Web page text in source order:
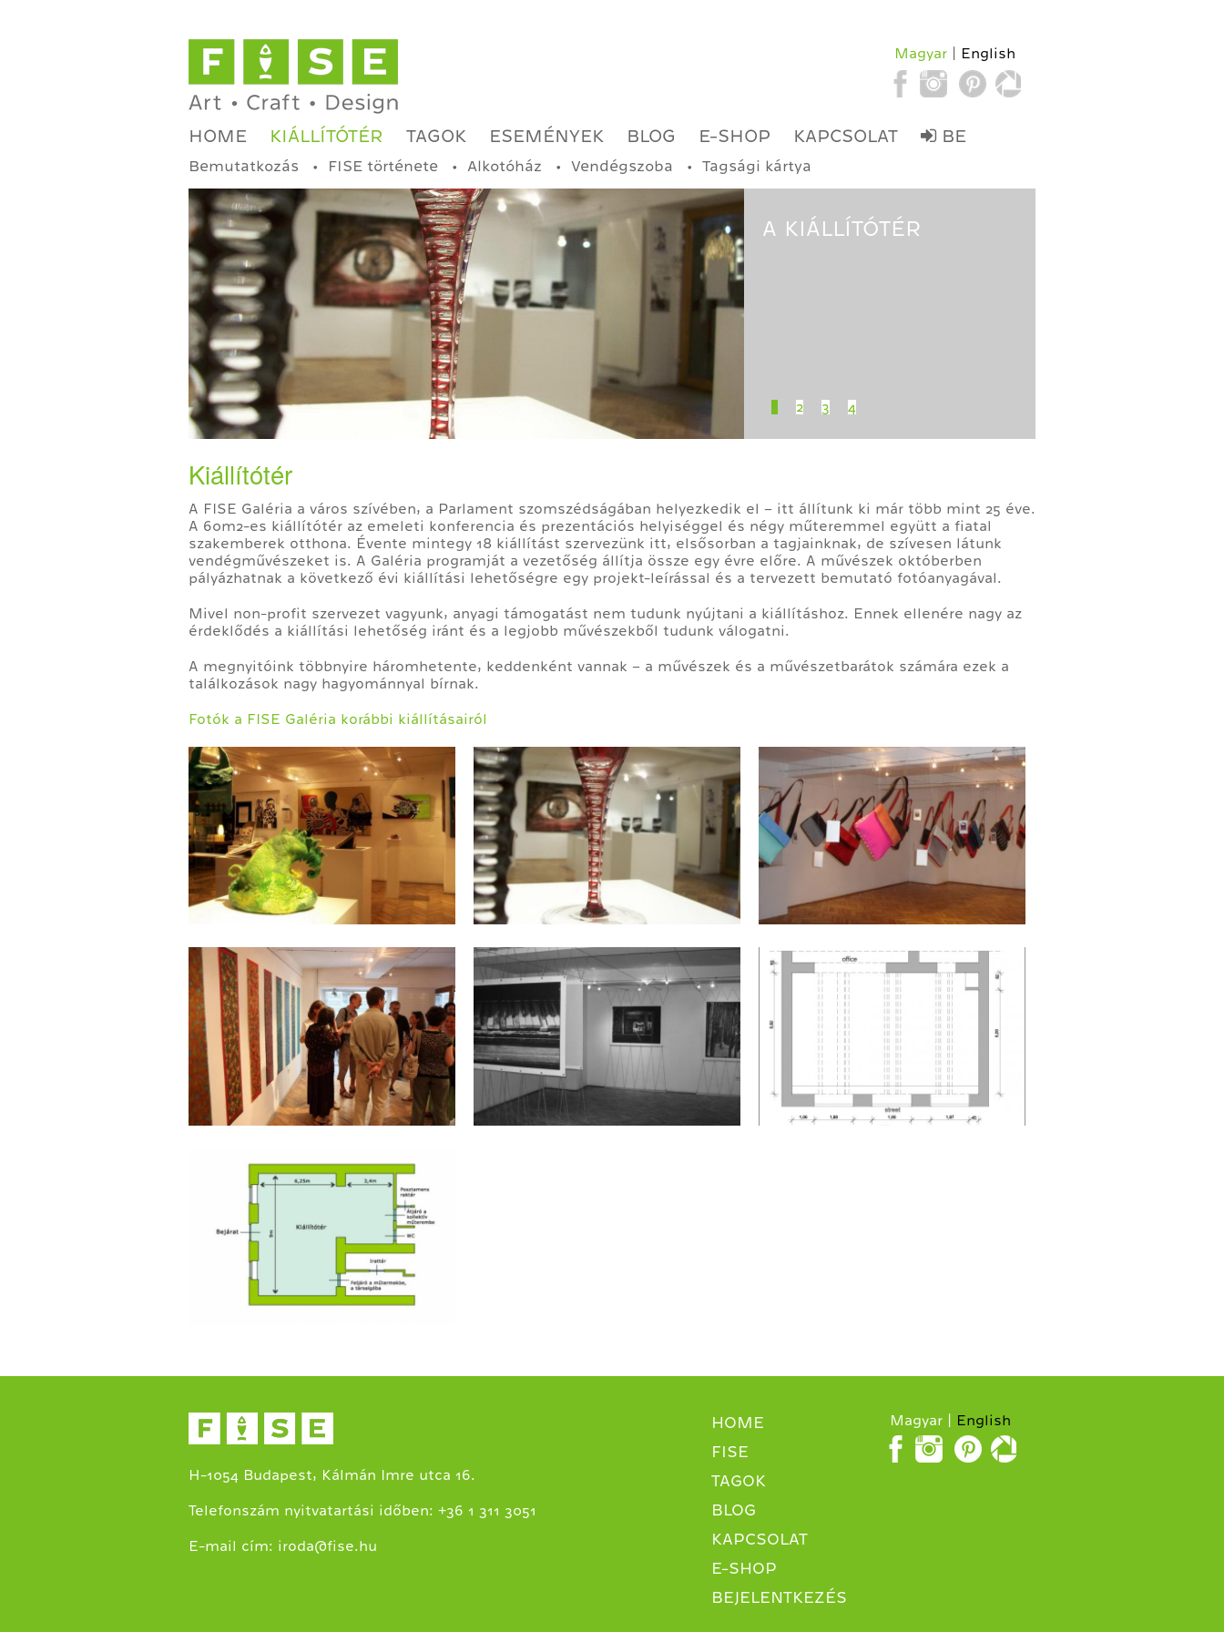
Magyar English
HOME KIÁLLÍTÓTÉR TAGOK ESEMÉNYEK BLOG E-SHOP KAPCSOLAT BE
Bemutatkozás FISE története Alkotóház Vendégszoba Tagsági kártya
A KIÁLLÍTÓTÉR
2 3 4
Kiállítótér
A FISE Galéria a város szívében, a Parlament szomszédságában helyezkedik el – itt állítunk ki már több mint 25 éve.
A 60m2-es kiállítótér az emeleti konferencia és prezentációs helyiséggel és négy műteremmel együtt a fiatal
szakemberek otthona. Évente mintegy 18 kiállítást szervezünk itt, elsősorban a tagjainknak, de szívesen látunk
vendégművészeket is. A Galéria programját a vezetőség állítja össze egy évre előre. A művészek októberben
pályázhatnak a következő évi kiállítási lehetőségre egy projekt-leírással és a tervezett bemutató fotóanyagával.
Mivel non-profit szervezet vagyunk, anyagi támogatást nem tudunk nyújtani a kiállításhoz. Ennek ellenére nagy az
érdeklődés a kiállítási lehetőség iránt és a legjobb művészekből tudunk válogatni.
A megnyitóink többnyire háromhetente, keddenként vannak – a művészek és a művészetbarátok számára ezek a
találkozások nagy hagyománnyal bírnak.
Fotók a FISE Galéria korábbi kiállításairól
H-1054 Budapest, Kálmán Imre utca 16.
Telefonszám nyitvatartási időben: +36 1 311 3051
E-mail cím: iroda@fise.hu
HOME
FISE
TAGOK
BLOG
KAPCSOLAT
E-SHOP
BEJELENTKEZÉS
Magyar English